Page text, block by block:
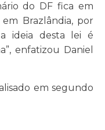
do DF fica em
Brazlândia, por
ideia desta lei é
enfatizou Daniel
em segundo